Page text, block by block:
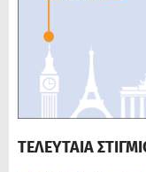
ΤΕΛΕΥΤΑΙΑ